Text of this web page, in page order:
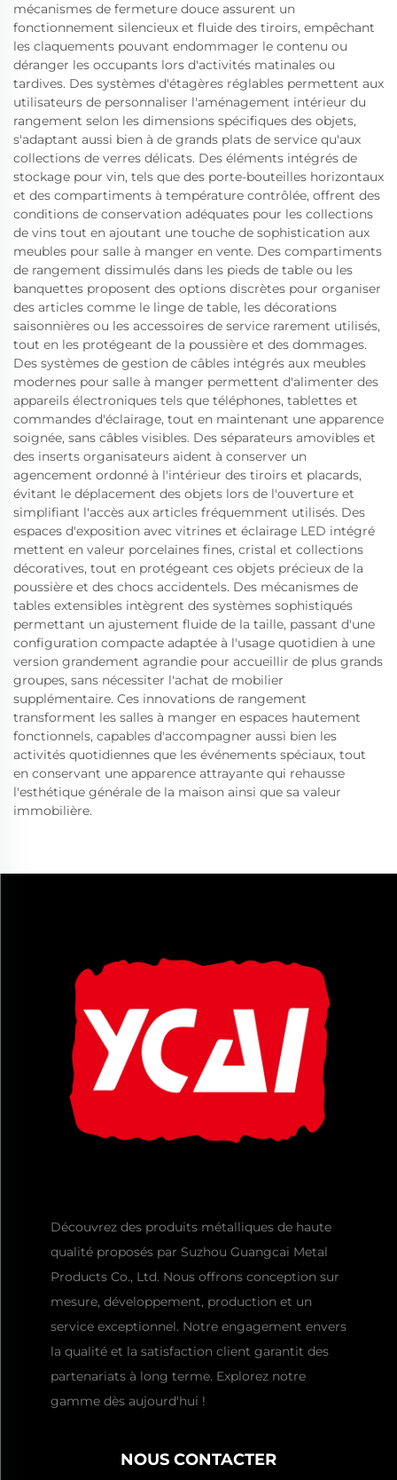
mécanismes de fermeture douce assurent un
fonctionnement silencieux et fluide des tiroirs, empêchant
les claquements pouvant endommager le contenu ou
déranger les occupants lors d'activités matinales ou
tardives. Des systèmes d'étagères réglables permettent aux
utilisateurs de personnaliser l'aménagement intérieur du
rangement selon les dimensions spécifiques des objets,
s'adaptant aussi bien à de grands plats de service qu'aux
collections de verres délicats. Des éléments intégrés de
stockage pour vin, tels que des porte-bouteilles horizontaux
et des compartiments à température contrôlée, offrent des
conditions de conservation adéquates pour les collections
de vins tout en ajoutant une touche de sophistication aux
meubles pour salle à manger en vente. Des compartiments
de rangement dissimulés dans les pieds de table ou les
banquettes proposent des options discrètes pour organiser
des articles comme le linge de table, les décorations
saisonnières ou les accessoires de service rarement utilisés,
tout en les protégeant de la poussière et des dommages.
Des systèmes de gestion de câbles intégrés aux meubles
modernes pour salle à manger permettent d'alimenter des
appareils électroniques tels que téléphones, tablettes et
commandes d'éclairage, tout en maintenant une apparence
soignée, sans câbles visibles. Des séparateurs amovibles et
des inserts organisateurs aident à conserver un
agencement ordonné à l'intérieur des tiroirs et placards,
évitant le déplacement des objets lors de l'ouverture et
simplifiant l'accès aux articles fréquemment utilisés. Des
espaces d'exposition avec vitrines et éclairage LED intégré
mettent en valeur porcelaines fines, cristal et collections
décoratives, tout en protégeant ces objets précieux de la
poussière et des chocs accidentels. Des mécanismes de
tables extensibles intègrent des systèmes sophistiqués
permettant un ajustement fluide de la taille, passant d'une
configuration compacte adaptée à l'usage quotidien à une
version grandement agrandie pour accueillir de plus grands
groupes, sans nécessiter l'achat de mobilier
supplémentaire. Ces innovations de rangement
transforment les salles à manger en espaces hautement
fonctionnels, capables d'accompagner aussi bien les
activités quotidiennes que les événements spéciaux, tout
en conservant une apparence attrayante qui rehausse
l'esthétique générale de la maison ainsi que sa valeur
immobilière.
Découvrez des produits métalliques de haute
qualité proposés par Suzhou Guangcai Metal
Products Co., Ltd. Nous offrons conception sur
mesure, développement, production et un
service exceptionnel. Notre engagement envers
la qualité et la satisfaction client garantit des
partenariats à long terme. Explorez notre
gamme dès aujourd'hui !
NOUS CONTACTER